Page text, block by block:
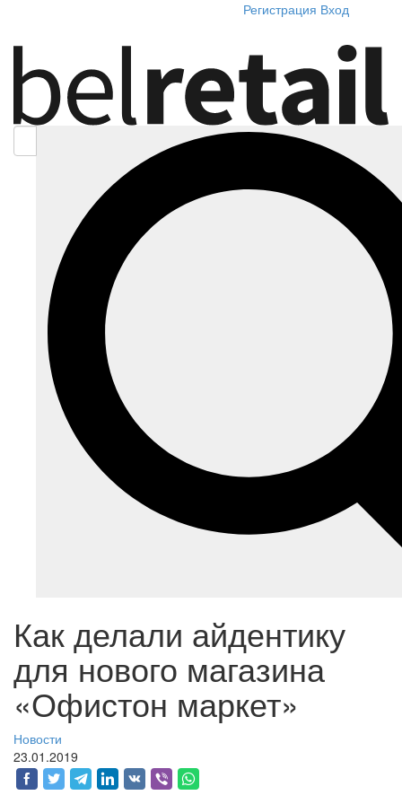
Регистрация Вход
Как делали айдентику
для нового магазина
«Офистон маркет»
Новости
23.01.2019